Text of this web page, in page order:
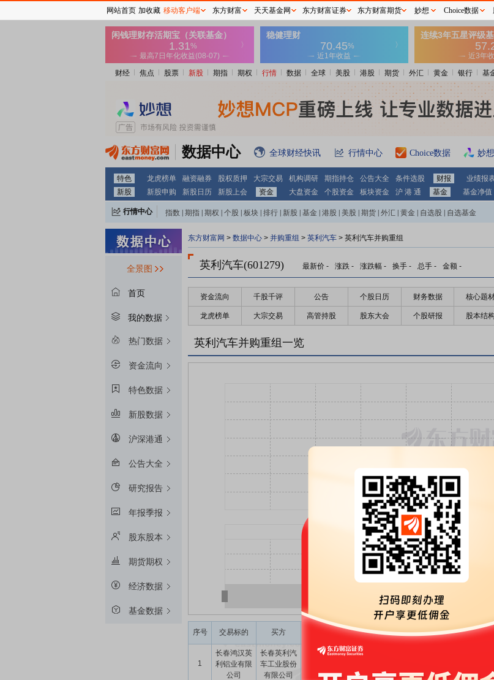
财经 焦点 股票 新股 期指 期权 行情 数据 全球 美股 港股 期货 外汇 黄金 银行 基
数据中心 全球财经快讯 行情中心 Choice数据 妙
特色 龙虎榜单 融资融券 股权质押 大宗交易 机构调研 期指持仓 公告大全 条件选股 财报 业绩报
新股
新股申购 新股日历 新股上会 资金 大盘资金 个股资金 板块资金 沪 港 通 基金 基金净值
行情中心 指数 期指 期权 个股 板块 排行 新股 基金 港股 美股 期货 外汇 黄金 自选股 自选基金
全景图
首页
我的数据
热门数据
资金流向
特色数据
新股数据
沪深港通
公告大全
研究报告
年报季报
股东股本
期货期权
经济数据
基金数据
东方财富网 > 数据中心 > 并购重组 > 英利汽车 > 英利汽车并购重组
英利汽车(601279) 最新价 - 涨跌 - 涨跌幅 - 换手 - 总手 - 金额 -
资金流向 千股千评 公告 个股日历 财务数据 核心题
龙虎榜单 大宗交易 高管持股 股东大会 个股研报 股本结构
英利汽车并购重组一览
序号 交易标的 买方
交易金额
(元)
币种
股权转让
比例(%)
标的类型
1
长春鸿汉英
利铝业有限
公司
长春英利汽
车工业股份
有限公司
长春鸿汉英
公司
网站首页 加收藏 移动客户端 东方财富 天天基金网 东方财富证券 东方财富期货 妙想 Choice数据